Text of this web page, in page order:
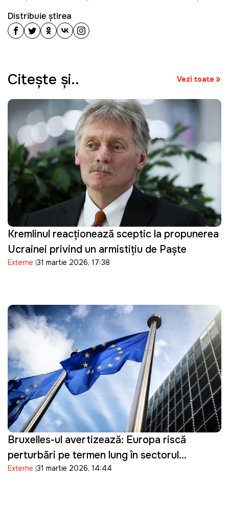
Distribuie știrea
Citeşte şi.. Vezi toate
Kremlinul reacționează sceptic la propunerea
Ucrainei privind un armistițiu de Paște
Externe 31 martie 2026, 17:38
Bruxelles-ul avertizează: Europa riscă
perturbări pe termen lung în sectorul
energetic
Externe 31 martie 2026, 14:44